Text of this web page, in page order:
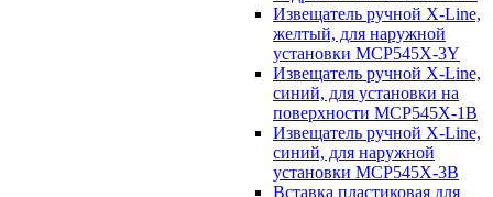
Извещатель ручной X-Line,
желтый, для наружной
установки MCP545X-3Y
Извещатель ручной X-Line,
синий, для установки на
поверхности MCP545X-1B
Извещатель ручной X-Line,
синий, для наружной
установки MCP545X-3B
Вставка пластиковая для